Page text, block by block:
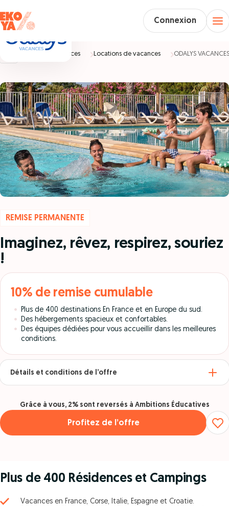
Connexion
Vacances Locations de vacances ODALYS VACANCES
Plus de 400 Résidences et Campings
Vacances en France, Corse, Italie, Espagne et Croatie.
REMISE PERMANENTE
Imaginez, rêvez, respirez, souriez
!
10% de remise cumulable
Plus de 400 destinations En France et en Europe du sud.
Des hébergements spacieux et confortables.
Des équipes dédiées pour vous accueillir dans les meilleures
conditions.
Détails et conditions de l’offre
Profitez de l’offre
Grâce à vous, 2% sont reversés à Ambitions Éducatives